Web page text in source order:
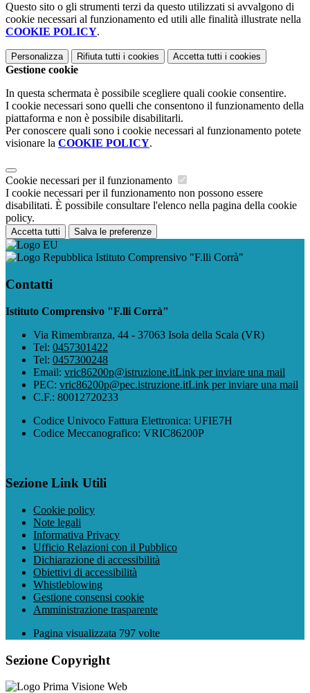
Questo sito o gli strumenti terzi da questo utilizzati si avvalgono di
cookie necessari al funzionamento ed utili alle finalità illustrate nella
COOKIE POLICY.
Personalizza Rifiuta tutti i cookies Accetta tutti i cookies
Gestione cookie
In questa schermata è possibile scegliere quali cookie consentire.
I cookie necessari sono quelli che consentono il funzionamento della
piattaforma e non è possibile disabilitarli.
Per conoscere quali sono i cookie necessari al funzionamento potete
visionare la COOKIE POLICY.
Cookie necessari per il funzionamento
I cookie necessari per il funzionamento non possono essere
disabilitati. È possibile consultare l'elenco nella pagina della cookie
policy.
Accetta tutti Salva le preferenze
Istituto Comprensivo "F.lli Corrà"
Contatti
Istituto Comprensivo "F.lli Corrà"
Via Rimembranza, 44 - 37063 Isola della Scala (VR)
Tel: 0457301422
Tel: 0457300248
Email: vric86200p@istruzione.itLink per inviare una mail
PEC: vric86200p@pec.istruzione.itLink per inviare una mail
C.F.: 80012720233
Codice Univoco Fattura Elettronica: UFIE7H
Codice Meccanografico: VRIC86200P
Sezione Link Utili
Cookie policy
Note legali
Informativa Privacy
Ufficio Relazioni con il Pubblico
Dichiarazione di accessibilità
Obiettivi di accessibilità
Whistleblowing
Gestione consensi cookie
Amministrazione trasparente
Pagina visualizzata 797 volte
Sezione Copyright